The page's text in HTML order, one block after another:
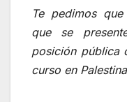
Te pedimos
que se
posición pública
curso en